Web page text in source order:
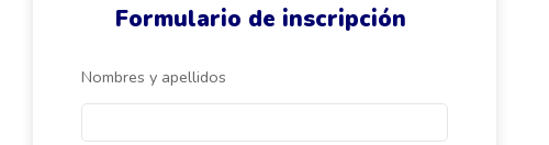
Formulario de inscripción
Nombres y apellidos